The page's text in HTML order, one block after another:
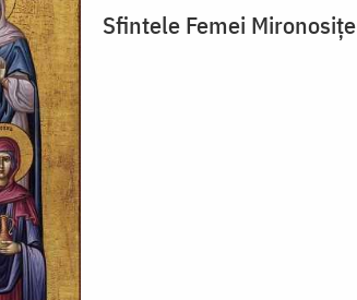
Sfintele Femei Mironosițe